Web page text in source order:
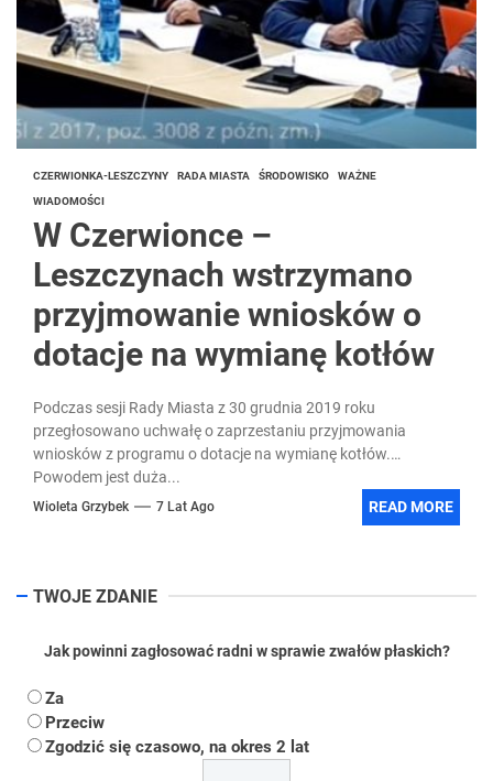
CZERWIONKA-LESZCZYNY RADA MIASTA ŚRODOWISKO WAŻNE
WIADOMOŚCI
W Czerwionce –
Leszczynach wstrzymano
przyjmowanie wniosków o
dotacje na wymianę kotłów
Podczas sesji Rady Miasta z 30 grudnia 2019 roku
przegłosowano uchwałę o zaprzestaniu przyjmowania
wniosków z programu o dotacje na wymianę kotłów.
Powodem jest duża...
Wioleta Grzybek 7 Lat Ago READ MORE
TWOJE ZDANIE
Jak powinni zagłosować radni w sprawie zwałów płaskich?
Za
Przeciw
Zgodzić się czasowo, na okres 2 lat